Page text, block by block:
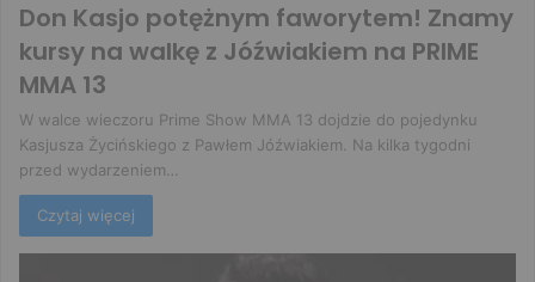
Don Kasjo potężnym faworytem! Znamy
kursy na walkę z Jóźwiakiem na PRIME
MMA 13
W walce wieczoru Prime Show MMA 13 dojdzie do pojedynku
Kasjusza Życińskiego z Pawłem Jóźwiakiem. Na kilka tygodni
przed wydarzeniem…
Czytaj więcej